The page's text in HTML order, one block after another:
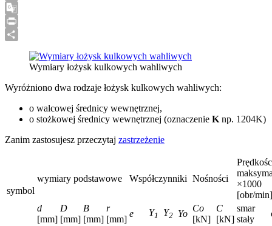
Copy
Link
Google
Translate
Print
Wymiary łożysk kulkowych wahliwych
Wyróżniono dwa rodzaje łożysk kulkowych wahliwych:
o walcowej średnicy wewnętrznej,
o stożkowej średnicy wewnętrznej (oznaczenie K np. 1204K)
Zanim zastosujesz przeczytaj zastrzeżenie
symbol
wymiary podstawowe Współczynniki Nośności
×1000
[obr/min]
d
[mm]
D
[mm]
B
[mm]
r
[mm]
e Y1 Y2 Yo
Co
[kN]
C
[kN]
smar
stały